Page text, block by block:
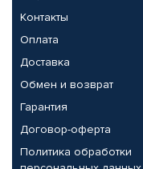
Контакты
Оплата
Доставка
Обмен и возврат
Гарантия
Договор-оферта
Политика обработки